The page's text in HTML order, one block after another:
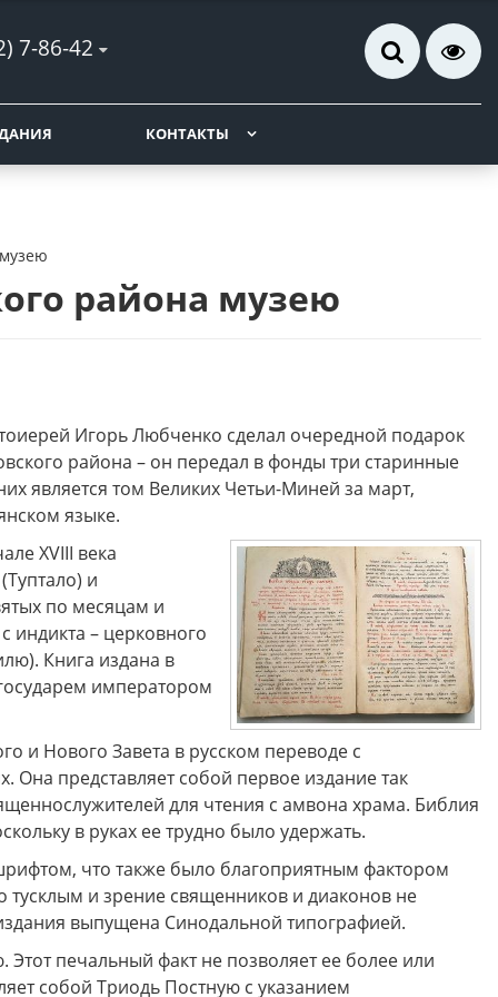
7-86-42
КОНТАКТЫ
района музею
Игорь Любченко сделал очередной подарок
района – он передал в фонды три старинные
является том Великих Четьи-Миней за март,
языке.
XVIII века
и
по месяцам и
индикта – церковного
Книга издана в
императором
и Нового Завета в русском переводе с
Она представляет собой первое издание так
для чтения с амвона храма. Библия
в руках ее трудно было удержать.
что также было благоприятным фактором
тусклым и зрение священников и диаконов не
выпущена Синодальной типографией.
Этот печальный факт не позволяет ее более или
собой Триодь Постную с указанием